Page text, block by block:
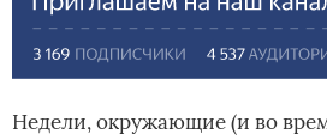
Недели, окружающие (и во